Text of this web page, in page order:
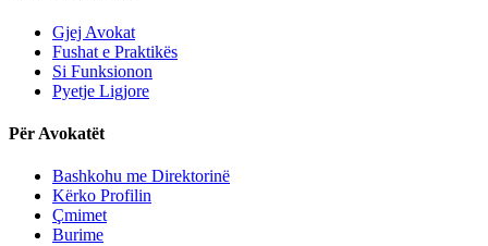
Gjej Avokat
Fushat e Praktikës
Si Funksionon
Pyetje Ligjore
Për Avokatët
Bashkohu me Direktorinë
Kërko Profilin
Çmimet
Burime